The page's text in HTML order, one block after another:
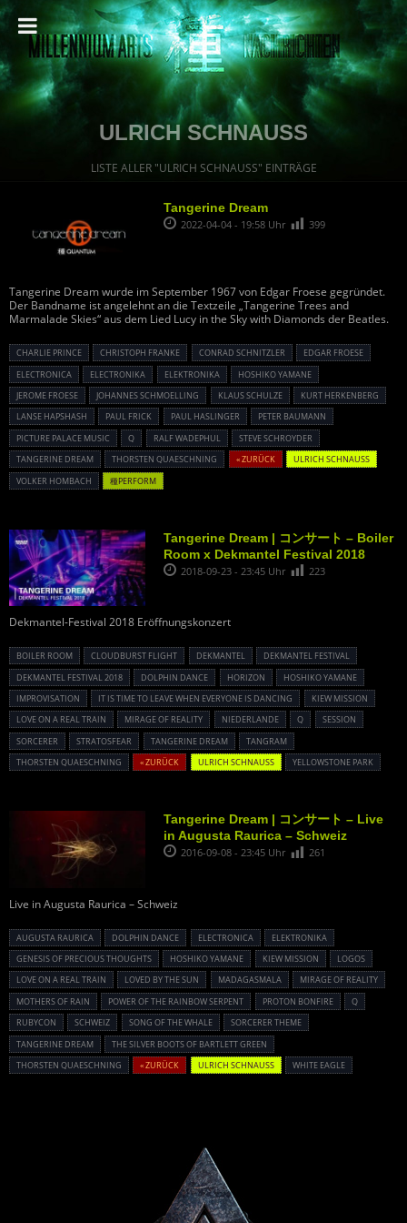
ULRICH SCHNAUSS
LISTE ALLER "ULRICH SCHNAUSS" EINTRÄGE
Tangerine Dream
2022-04-04 - 19:58 Uhr 399
Tangerine Dream wurde im September 1967 von Edgar Froese gegründet.
Der Bandname ist angelehnt an die Textzeile „Tangerine Trees and
Marmalade Skies“ aus dem Lied Lucy in the Sky with Diamonds der Beatles.
CHARLIE PRINCE CHRISTOPH FRANKE CONRAD SCHNITZLER
EDGAR FROESE
ELECTRONICA
ELECTRONIKA ELEKTRONIKA
HOSHIKO YAMANE
JEROME FROESE
JOHANNES SCHMOELLING KLAUS SCHULZE
KURT HERKENBERG
LANSE HAPSHASH
PAUL FRICK PAUL HASLINGER
PETER BAUMANN
PICTURE PALACE MUSIC
Q RALF WADEPHUL
STEVE SCHROYDER
TANGERINE DREAM
THORSTEN QUAESCHNING « ZURÜCK
ULRICH SCHNAUSS
VOLKER HOMBACH
種PERFORM
Tangerine Dream | コンサート – Boiler
Room x Dekmantel Festival 2018
2018-09-23 - 23:45 Uhr 223
Dekmantel-Festival 2018 Eröffnungskonzert
BOILER ROOM CLOUDBURST FLIGHT DEKMANTEL
DEKMANTEL FESTIVAL
DEKMANTEL FESTIVAL 2018
DOLPHIN DANCE HORIZON
HOSHIKO YAMANE
IMPROVISATION
IT IS TIME TO LEAVE WHEN EVERYONE IS DANCING
KIEW MISSION
LOVE ON A REAL TRAIN
MIRAGE OF REALITY NIEDERLANDE Q
SESSION
SORCERER
STRATOSFEAR TANGERINE DREAM
TANGRAM
THORSTEN QUAESCHNING
« ZURÜCK ULRICH SCHNAUSS YELLOWSTONE PARK
Tangerine Dream | コンサート – Live
in Augusta Raurica – Schweiz
2016-09-08 - 23:45 Uhr 261
Live in Augusta Raurica – Schweiz
AUGUSTA RAURICA DOLPHIN DANCE ELECTRONICA
ELEKTRONIKA
GENESIS OF PRECIOUS THOUGHTS
HOSHIKO YAMANE KIEW MISSION
LOGOS
LOVE ON A REAL TRAIN
LOVED BY THE SUN MADAGASMALA
MIRAGE OF REALITY
MOTHERS OF RAIN
POWER OF THE RAINBOW SERPENT PROTON BONFIRE
Q
RUBYCON
SCHWEIZ SONG OF THE WHALE
SORCERER THEME
TANGERINE DREAM
THE SILVER BOOTS OF BARTLETT GREEN
THORSTEN QUAESCHNING
« ZURÜCK ULRICH SCHNAUSS WHITE EAGLE